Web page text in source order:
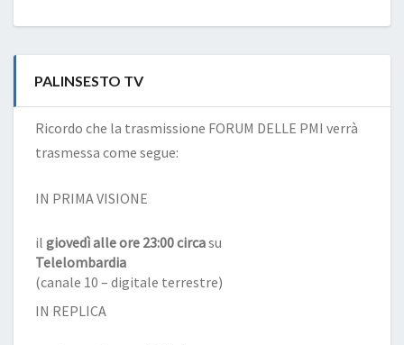
PALINSESTO TV
Ricordo che la trasmissione FORUM DELLE PMI verrà
trasmessa come segue:
IN PRIMA VISIONE
il giovedì alle ore 23:00 circasu
Telelombardia
(canale 10 – digitale terrestre)
IN REPLICA